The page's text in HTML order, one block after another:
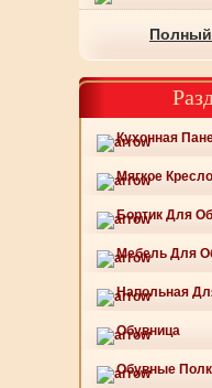
Полный
Кухонная
Мягкое Кресло
Бортик Для
Мебель Для
Напольная
Обувница
Обувные